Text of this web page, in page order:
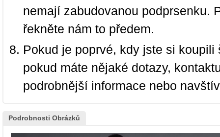
nemají zabudovanou podprsenku.
řekněte nám to předem.
Pokud je poprvé, kdy jste si
pokud máte nějaké dotazy,
podrobnější informace nebo
Podrobnosti Obrázků